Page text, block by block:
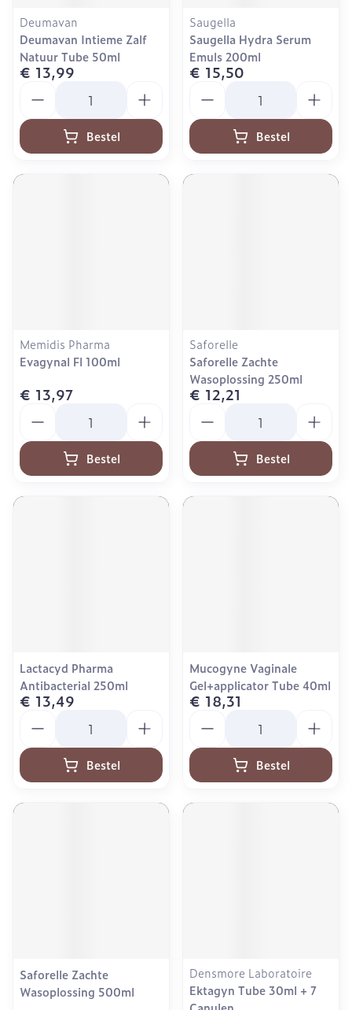
Deumavan
Deumavan Intieme Zalf
Natuur Tube 50ml
€ 13,99
Bestel
Saugella
Saugella Hydra Serum
Emuls 200ml
€ 15,50
Bestel
Memidis Pharma
Evagynal Fl 100ml
€ 13,97
Bestel
Saforelle
Saforelle Zachte
Wasoplossing 250ml
€ 12,21
Bestel
Lactacyd Pharma
Antibacterial 250ml
€ 13,49
Bestel
Mucogyne Vaginale
Gel+applicator Tube 40ml
€ 18,31
Bestel
Saforelle Zachte
Wasoplossing 500ml
Densmore Laboratoire
Ektagyn Tube 30ml + 7